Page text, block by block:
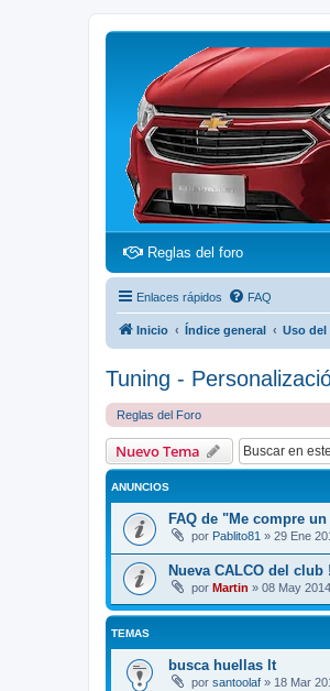
Reglas del foro(Opens a new
Enlaces rápidos FAQ
Inicio Índice general Uso del
Tuning -
Reglas del Foro
Nuevo Tema
ANUNCIOS
FAQ de "Me compre
por Pablito81 » 29 Ene
Nueva CALCO del club !
por Martin » 08 May
TEMAS
busca huellas lt
por santoolaf » 18 Mar